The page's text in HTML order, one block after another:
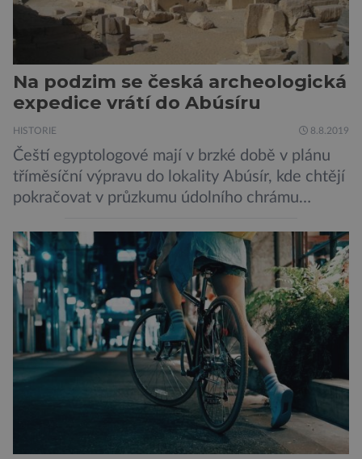
Na podzim se česká archeologická
expedice vrátí do Abúsíru
HISTORIE 8.8.2019
Čeští egyptologové mají v brzké době v plánu
tříměsíční výpravu do lokality Abúsír, kde chtějí
pokračovat v průzkumu údolního chrámu
Ceje. Lucie Jirásková z Českého
egyptologického ústavu FF UK řekla, že je
v plánu také zpracování vykopaných předmětů.
„V průběhu výzkumů není moc času na
zpracování nálezů. Necháváme si na to tedy
měsíc, kdy […]